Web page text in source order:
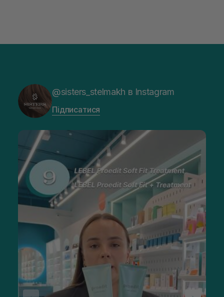
@sisters_stelmakh в Instagram
Підписатися